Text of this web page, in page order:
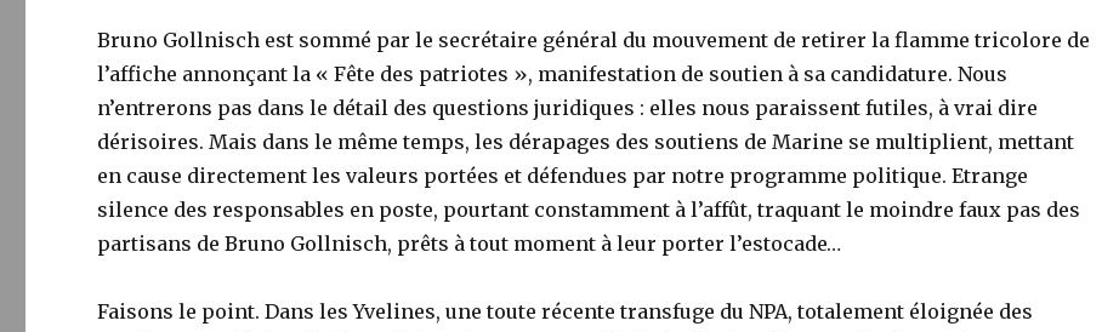
Bruno Gollnisch est sommé par le secrétaire général du mouvement de retirer la flamme tricolore de
l’affiche annonçant la « Fête des patriotes », manifestation de soutien à sa candidature. Nous
n’entrerons pas dans le détail des questions juridiques : elles nous paraissent futiles, à vrai dire
dérisoires. Mais dans le même temps, les dérapages des soutiens de Marine se multiplient, mettant
en cause directement les valeurs portées et défendues par notre programme politique. Etrange
silence des responsables en poste, pourtant constamment à l’affût, traquant le moindre faux pas des
partisans de Bruno Gollnisch, prêts à tout moment à leur porter l’estocade…
Faisons le point. Dans les Yvelines, une toute récente transfuge du NPA, totalement éloignée des